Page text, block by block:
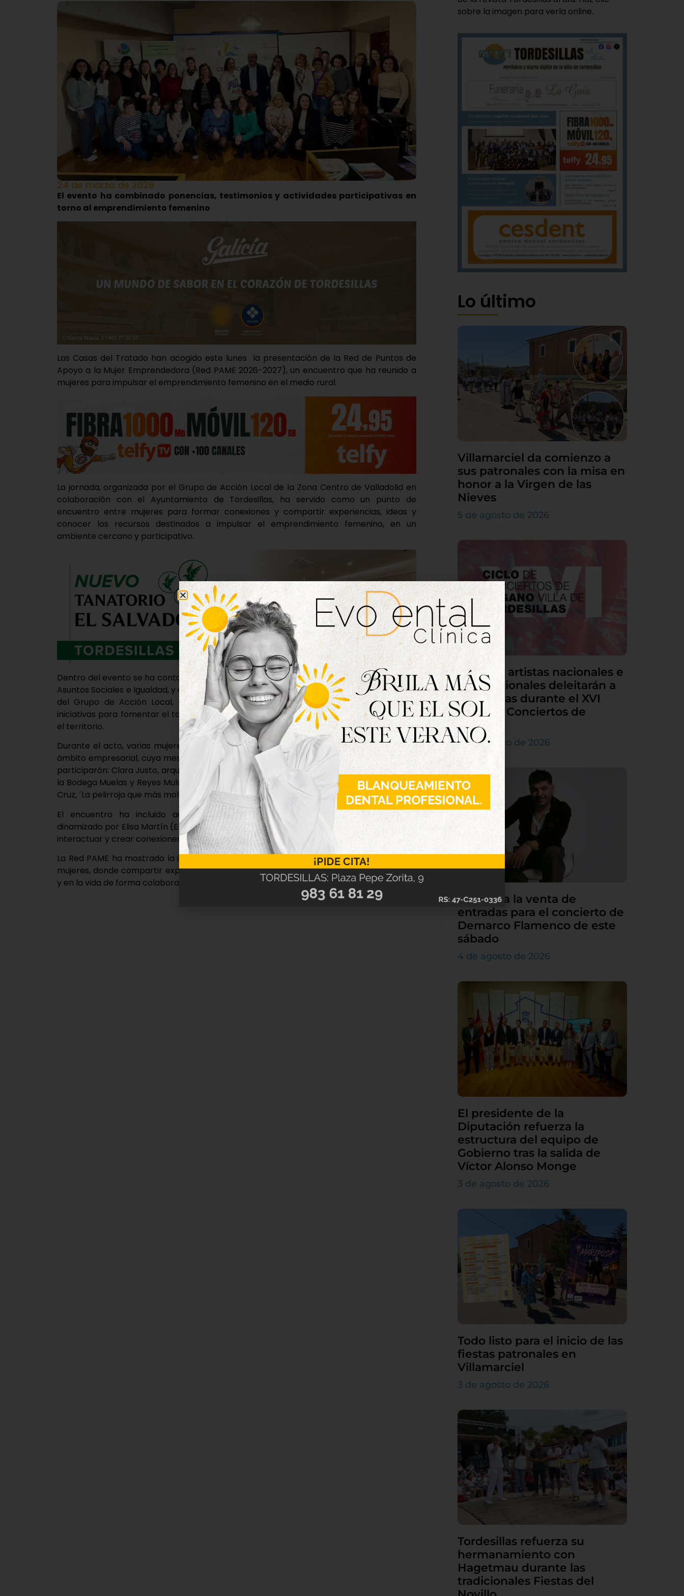
24 de marzo de 2026
El evento ha combinado ponencias, testimonios y actividades participativas en
torno al emprendimiento femenino
Las Casas del Tratado han acogido este lunes la presentación de la Red de Puntos de
Apoyo a la Mujer Emprendedora (Red PAME 2026-2027), un encuentro que ha reunido a
mujeres para impulsar el emprendimiento femenino en el medio rural.
La jornada, organizada por el Grupo de Acción Local de la Zona Centro de Valladolid en
colaboración con el Ayuntamiento de Tordesillas, ha servido como un punto de
encuentro entre mujeres para formar conexiones y compartir experiencias, ideas y
conocer los recursos destinados a impulsar el emprendimiento femenino, en un
ambiente cercano y participativo.
Dentro del evento se ha contado con la intervención de Mercedes Castro, la concejal de
Asuntos Sociales e Igualdad, y de Miguel Ángel Oliveira, alcalde de Tordesillas y presidente
del Grupo de Acción Local, quienes han destacado la importancia de este tipo de
iniciativas para fomentar el talento femenino, junto a la innovación y la colaboración en
el territorio.
Durante el acto, varias mujeres han compartido sus trayectorias y vivencias dentro del
ámbito empresarial, cuya mesa redonda estuvo moderada por Sofía Suárez y en la que
participarón: Clara Justo, arquitectura y gestora de patrimonio cultural, Reyes Muelas, de
la Bodega Muelas y Reyes Mulas Joyerías, Lorena Mirón, de MRW Tordesillas, y Laura de la
Cruz, ´La pelirroja que más mola´.
El encuentro ha incluido además una dinámica participativa, el ´Bingo-Persona´,
dinamizado por Elisa Martín (En Clave de E), que ha ayudado a generar un ambiente para
interactuar y crear conexiones entre las asistentes.
La Red PAME ha mostrado la importancia de crear espacios de apoyo y conexión entre
mujeres, donde compartir experiencias y avanzar conjuntamente en el emprendimiento
y en la vida de forma colaborativa, reforzando así las oportunidades en el entorno rural.
sobre la imagen para verla online.
Lo último
Villamarciel da comienzo a
sus patronales con la misa en
honor a la Virgen de las
Nieves
5 de agosto de 2026
Grandes artistas nacionales e
internacionales deleitarán a
Tordesillas durante el XVI
Ciclo de Conciertos de
Órgano
4 de agosto de 2026
Continúa la venta de
entradas para el concierto de
Demarco Flamenco de este
sábado
4 de agosto de 2026
El presidente de la
Diputación refuerza la
estructura del equipo de
Gobierno tras la salida de
Víctor Alonso Monge
3 de agosto de 2026
Todo listo para el inicio de las
fiestas patronales en
Villamarciel
3 de agosto de 2026
Tordesillas refuerza su
hermanamiento con
Hagetmau durante las
tradicionales Fiestas del